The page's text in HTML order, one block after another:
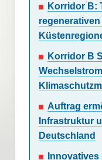
Korridor B:
Korridor B
Auftrag
Infrastruktur
Deutschland